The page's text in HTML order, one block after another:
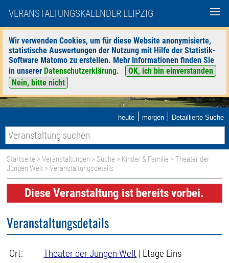
VERANSTALTUNGSKALENDER LEIPZIG
Wir verwenden Cookies, um für diese Website anonymisierte,
statistische Auswertungen der Nutzung mit Hilfe der Statistik-
Software Matomo zu erstellen. Mehr Informationen finden Sie
in unserer Datenschutzerklärung.
OK, ich bin einverstanden
Nein, bitte nicht
heute | morgen | Detaillierte Suche
Startseite >Veranstaltungen > Suche > Kinder & Familie >Theater der
Jungen Welt > Veranstaltungsdetails
Diese Veranstaltung ist bereits vorbei.
Veranstaltungsdetails
Ort: Theater der Jungen Welt | Etage Eins